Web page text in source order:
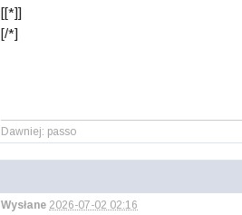
[[*]]
[/*]
Dawniej: passo
Wysłane 2026-07-02 02:16